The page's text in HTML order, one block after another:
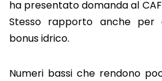
ha presentato domanda al
Stesso rapporto anche per
bonus idrico.
Numeri bassi che rendono